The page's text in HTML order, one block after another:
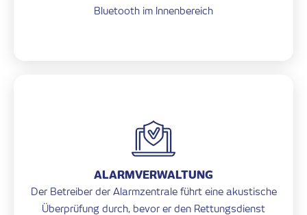
Bluetooth im Innenbereich
ALARMVERWALTUNG
Der Betreiber der Alarmzentrale führt eine akustische
Überprüfung durch, bevor er den Rettungsdienst